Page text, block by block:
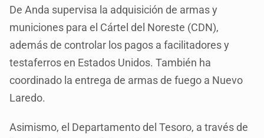
De Anda supervisa la adquisición de armas y
municiones para el Cártel del Noreste (CDN),
además de controlar los pagos a facilitadores y
testaferros en Estados Unidos. También ha
coordinado la entrega de armas de fuego a Nuevo
Laredo.
Asimismo, el Departamento del Tesoro, a través de